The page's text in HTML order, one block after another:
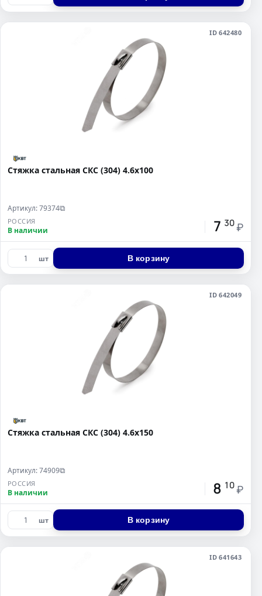
ID 642480
Стяжка стальная СКС (304) 4.6х100
Артикул: 79374⧉
РОССИЯ
В наличии 7 30 ₽
шт В корзину
ID 642049
Стяжка стальная СКС (304) 4.6х150
Артикул: 74909⧉
РОССИЯ
В наличии 8 10 ₽
шт В корзину
ID 641643